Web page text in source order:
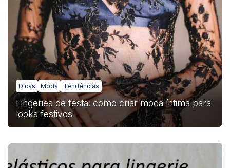
Dicas Moda Tendências
Lingeries de festa: como criar moda íntima para
looks festivos